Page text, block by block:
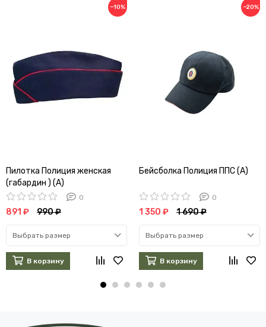
−10%
Пилотка Полиция женская
(габардин ) (А)
0
891 ₽ 990 ₽
Выбрать размер
В корзину
−20%
Бейсболка Полиция ППС (А)
0
1 350 ₽ 1 690 ₽
Выбрать размер
В корзину